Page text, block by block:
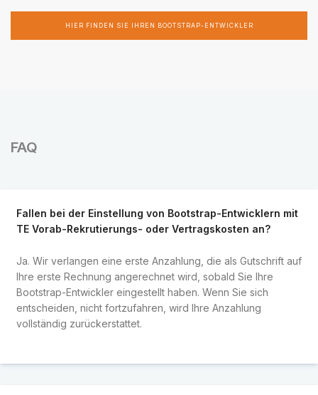
HIER FINDEN SIE IHREN BOOTSTRAP-ENTWICKLER
FAQ
Fallen bei der Einstellung von Bootstrap-Entwicklern mit
TE Vorab-Rekrutierungs- oder Vertragskosten an?
Ja. Wir verlangen eine erste Anzahlung, die als Gutschrift auf
Ihre erste Rechnung angerechnet wird, sobald Sie Ihre
Bootstrap-Entwickler eingestellt haben. Wenn Sie sich
entscheiden, nicht fortzufahren, wird Ihre Anzahlung
vollständig zurückerstattet.